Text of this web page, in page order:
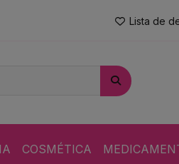
Lista de
COSMÉTICA